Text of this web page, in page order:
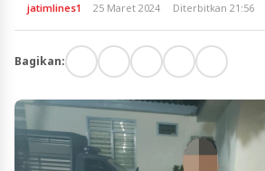
jatimlines1 25 Maret 2024 Diterbitkan 21:56
Bagikan: